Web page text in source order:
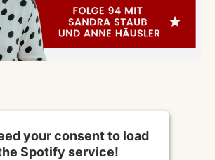
your consent to load
Spotify service!